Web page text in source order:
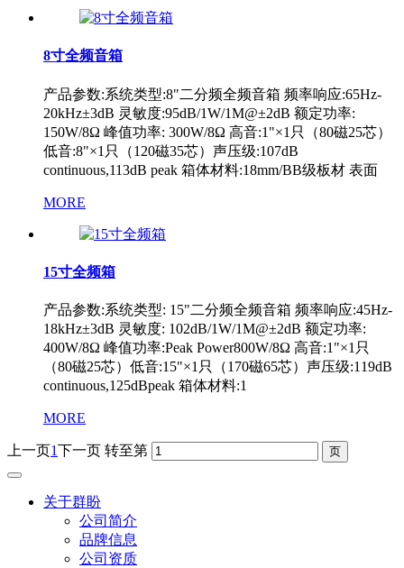
8寸全频音箱
产品参数:系统类型:8"二分频全频音箱 频率响应:65Hz-
20kHz±3dB 灵敏度:95dB/1W/1M@±2dB 额定功率:
150W/8Ω 峰值功率: 300W/8Ω 高音:1"×1只（80磁25芯）
低音:8"×1只（120磁35芯）声压级:107dB
continuous,113dB peak 箱体材料:18mm/BB级板材 表面
MORE
15寸全频箱
产品参数:系统类型: 15"二分频全频音箱 频率响应:45Hz-
18kHz±3dB 灵敏度: 102dB/1W/1M@±2dB 额定功率:
400W/8Ω 峰值功率:Peak Power800W/8Ω 高音:1"×1只
（80磁25芯）低音:15"×1只（170磁65芯）声压级:119dB
continuous,125dBpeak 箱体材料:1
MORE
上一页1下一页 转至第
关于群盼
公司简介
品牌信息
公司资质